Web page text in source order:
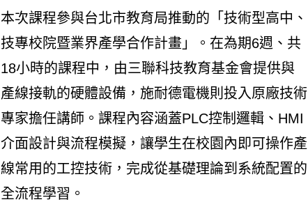
本次課程參與台北市教育局推動的「技術型高中、
技專校院暨業界產學合作計畫」。在為期6週、共
18小時的課程中，由三聯科技教育基金會提供與
產線接軌的硬體設備，施耐德電機則投入原廠技術
專家擔任講師。課程內容涵蓋PLC控制邏輯、HMI
介面設計與流程模擬，讓學生在校園內即可操作產
線常用的工控技術，完成從基礎理論到系統配置的
全流程學習。